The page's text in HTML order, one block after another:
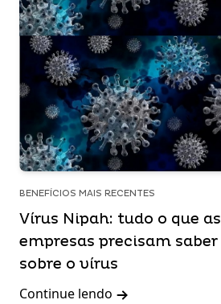
BENEFÍCIOS MAIS RECENTES
Vírus Nipah: tudo o que as
empresas precisam saber
sobre o vírus
Continue lendo